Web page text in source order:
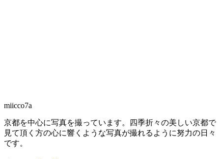
miicco7a
京都を中心に写真を撮っています。四季折々の美しい京都で
見て頂く方の心に響くような写真が撮れるように努力の日々
です。